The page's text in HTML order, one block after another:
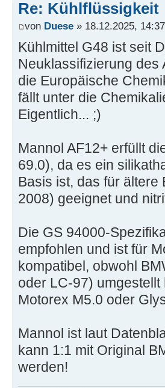
Re: Kühlflüssigkeit
von Duese » 18.12.2025, 14:37
Kühlmittel G48 ist seit
Neuklassifizierung des
die Europäische
fällt unter die
Eigentlich... ;)
Mannol AF12+ erfüllt
69.0), da es ein
Basis ist, das für
2008) geeignet und
Die GS 94000-
empfohlen und ist für
kompatibel, obwohl
oder LC-97)
Motorex M5.0 oder
Mannol ist laut
kann 1:1 mit Original
werden!